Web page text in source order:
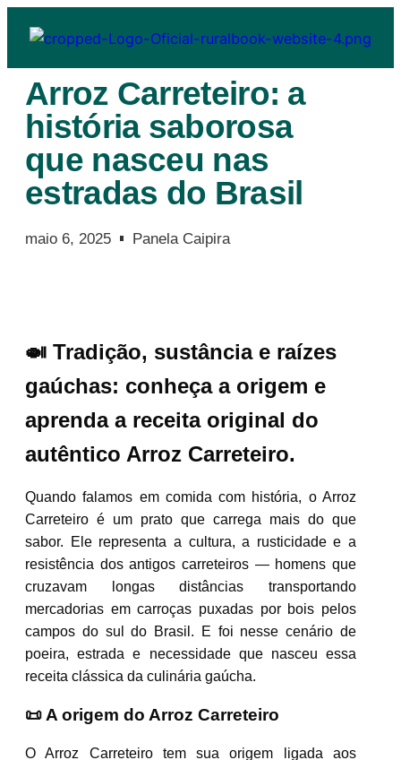
Arroz Carreteiro: a
história saborosa
que nasceu nas
estradas do Brasil
maio 6, 2025 Panela Caipira
🍛 Tradição, sustância e raízes
gaúchas: conheça a origem e
aprenda a receita original do
autêntico Arroz Carreteiro.
Quando falamos em comida com história, o Arroz
Carreteiro é um prato que carrega mais do que
sabor. Ele representa a cultura, a rusticidade e a
resistência dos antigos carreteiros — homens que
cruzavam longas distâncias transportando
mercadorias em carroças puxadas por bois pelos
campos do sul do Brasil. E foi nesse cenário de
poeira, estrada e necessidade que nasceu essa
receita clássica da culinária gaúcha.
📜 A origem do Arroz Carreteiro
O Arroz Carreteiro tem sua origem ligada aos